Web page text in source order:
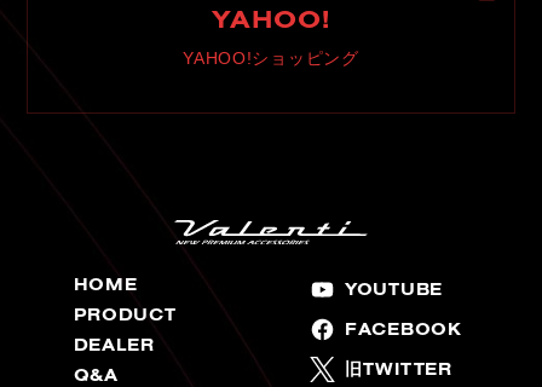
YAHOO!
YAHOO!ショッピング
HOME
PRODUCT
DEALER
Q&A
YOUTUBE
FACEBOOK
旧TWITTER